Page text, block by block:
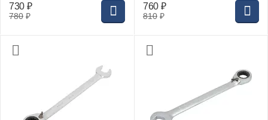
780 ₽
730 ₽
810 ₽
760 ₽